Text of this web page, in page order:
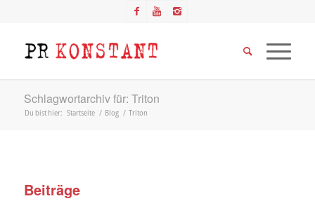
Schlagwortarchiv für: Triton
Du bist hier: Startseite / Blog / Triton
Beiträge